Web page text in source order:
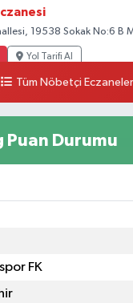
19538 Sokak No:6 B
Yol Tarifi Al
Tüm Nöbetçi Eczaneler
Puan Durumu
FK